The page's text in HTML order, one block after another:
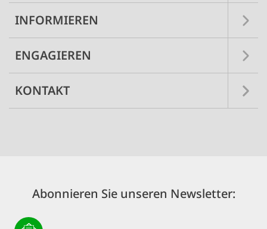
INFORMIEREN
ENGAGIEREN
KONTAKT
Abonnieren Sie unseren Newsletter: